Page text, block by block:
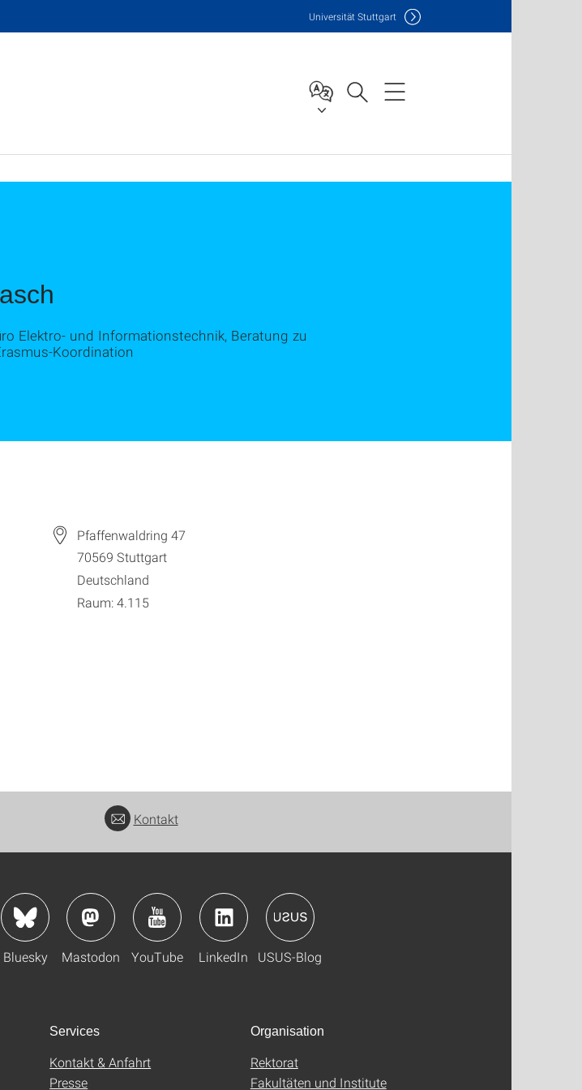
Universität Stuttgart
Elektro- und Informationstechnik, Beratung zu
Koordination
Pfaffenwaldring 47
70569 Stuttgart
Deutschland
Raum: 4.115
Kontakt
Bluesky Mastodon YouTube LinkedIn USUS-Blog
Services
Kontakt & Anfahrt
Presse
Organisation
Rektorat
Fakultäten und Institute